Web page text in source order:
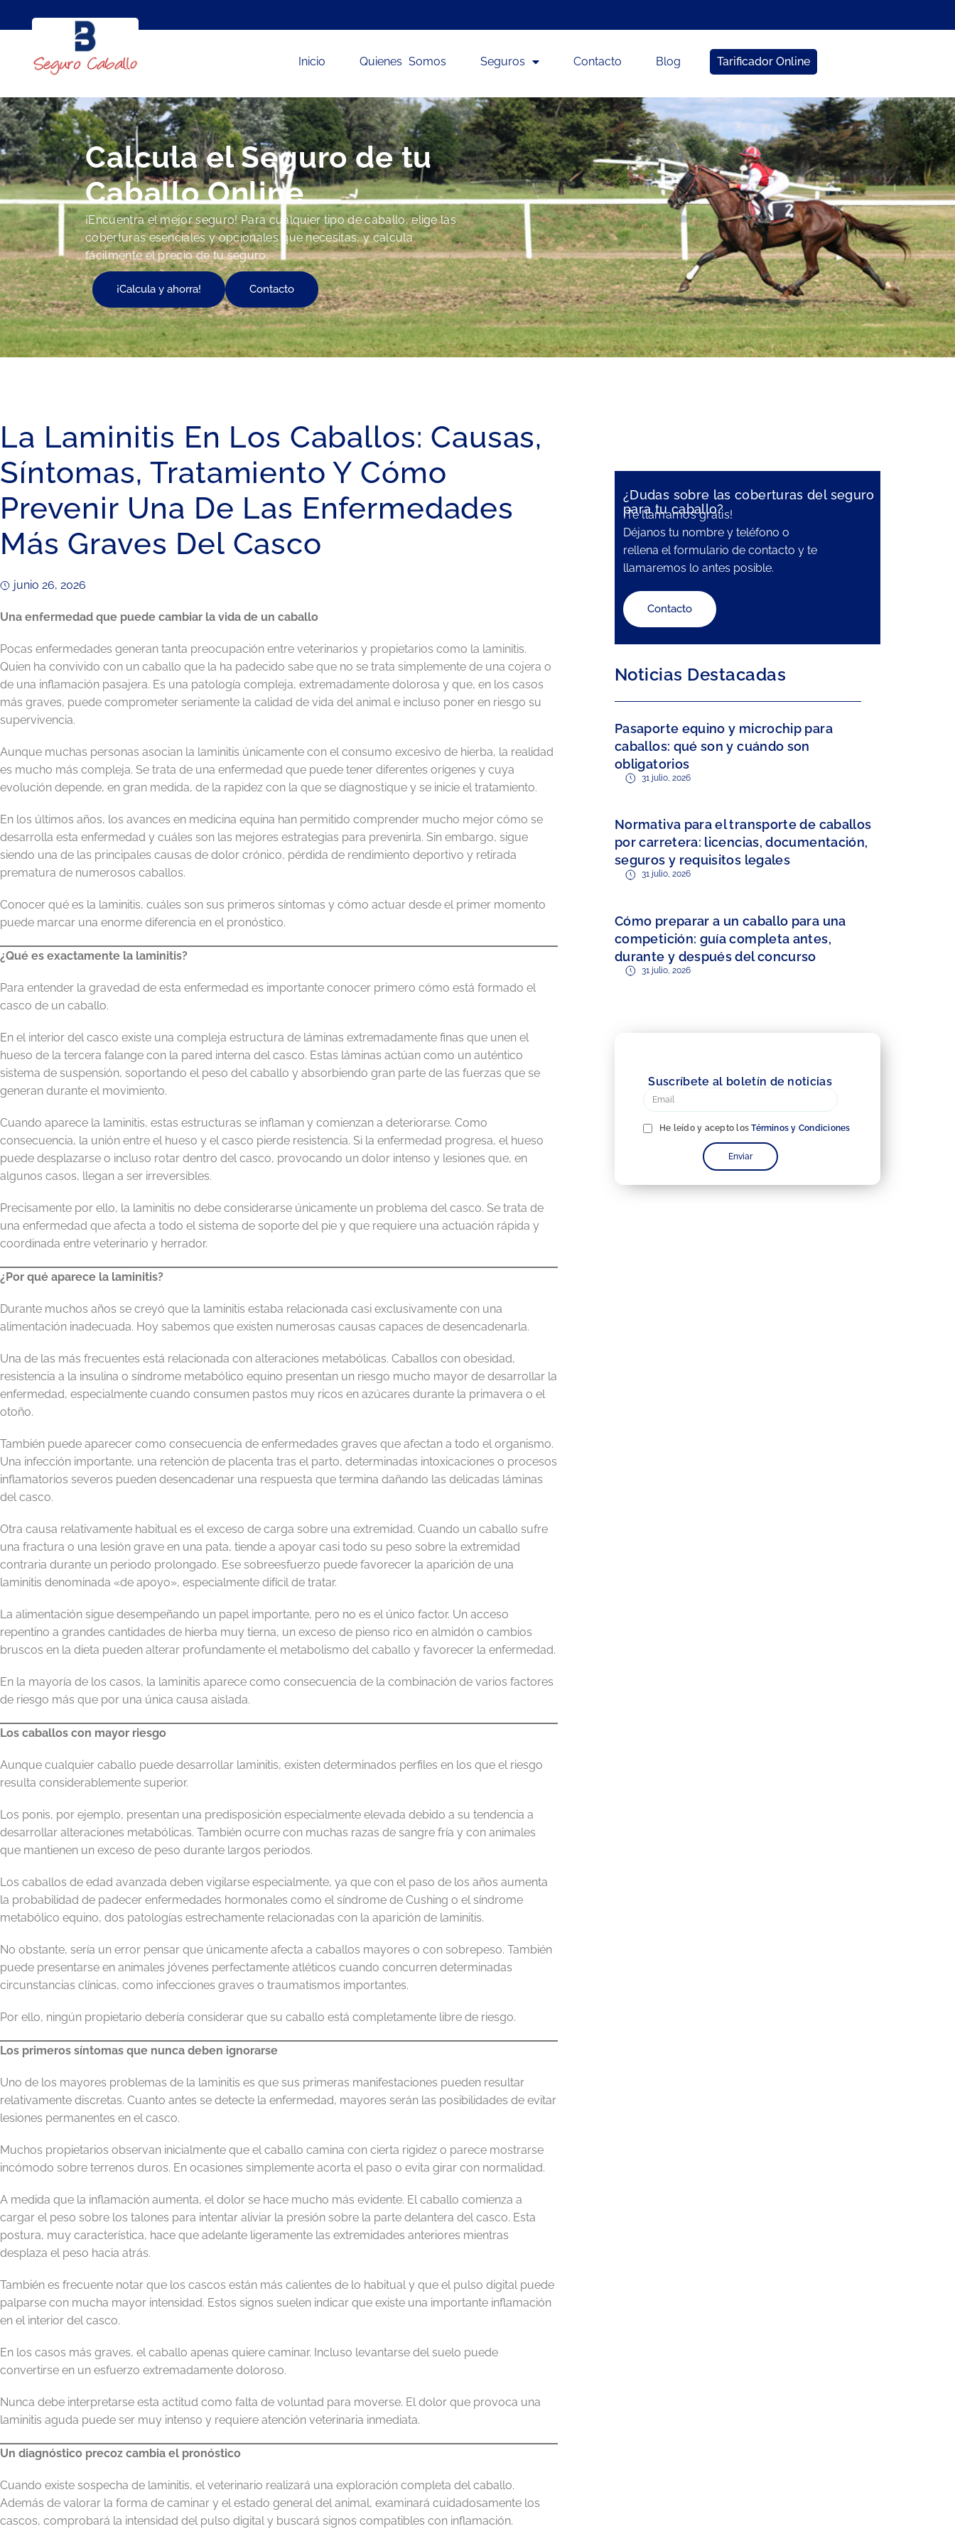
Inicio Quienes Somos Seguros Contacto Blog Tarificador Online
Calcula el Seguro de tu
Caballo Online
¡Encuentra el mejor seguro! Para cualquier tipo de caballo, elige las
coberturas esenciales y opcionales que necesitas, y calcula
fácilmente el precio de tu seguro.
¡Calcula y ahorra! Contacto
La Laminitis En Los Caballos: Causas,
Síntomas, Tratamiento Y Cómo
Prevenir Una De Las Enfermedades
Más Graves Del Casco
junio 26, 2026
Una enfermedad que puede cambiar la vida de un caballo
Pocas enfermedades generan tanta preocupación entre veterinarios y propietarios como la laminitis.
Quien ha convivido con un caballo que la ha padecido sabe que no se trata simplemente de una cojera o
de una inflamación pasajera. Es una patología compleja, extremadamente dolorosa y que, en los casos
más graves, puede comprometer seriamente la calidad de vida del animal e incluso poner en riesgo su
supervivencia.
Aunque muchas personas asocian la laminitis únicamente con el consumo excesivo de hierba, la realidad
es mucho más compleja. Se trata de una enfermedad que puede tener diferentes orígenes y cuya
evolución depende, en gran medida, de la rapidez con la que se diagnostique y se inicie el tratamiento.
En los últimos años, los avances en medicina equina han permitido comprender mucho mejor cómo se
desarrolla esta enfermedad y cuáles son las mejores estrategias para prevenirla. Sin embargo, sigue
siendo una de las principales causas de dolor crónico, pérdida de rendimiento deportivo y retirada
prematura de numerosos caballos.
Conocer qué es la laminitis, cuáles son sus primeros síntomas y cómo actuar desde el primer momento
puede marcar una enorme diferencia en el pronóstico.
¿Qué es exactamente la laminitis?
Para entender la gravedad de esta enfermedad es importante conocer primero cómo está formado el
casco de un caballo.
En el interior del casco existe una compleja estructura de láminas extremadamente finas que unen el
hueso de la tercera falange con la pared interna del casco. Estas láminas actúan como un auténtico
sistema de suspensión, soportando el peso del caballo y absorbiendo gran parte de las fuerzas que se
generan durante el movimiento.
Cuando aparece la laminitis, estas estructuras se inflaman y comienzan a deteriorarse. Como
consecuencia, la unión entre el hueso y el casco pierde resistencia. Si la enfermedad progresa, el hueso
puede desplazarse o incluso rotar dentro del casco, provocando un dolor intenso y lesiones que, en
algunos casos, llegan a ser irreversibles.
Precisamente por ello, la laminitis no debe considerarse únicamente un problema del casco. Se trata de
una enfermedad que afecta a todo el sistema de soporte del pie y que requiere una actuación rápida y
coordinada entre veterinario y herrador.
¿Por qué aparece la laminitis?
Durante muchos años se creyó que la laminitis estaba relacionada casi exclusivamente con una
alimentación inadecuada. Hoy sabemos que existen numerosas causas capaces de desencadenarla.
Una de las más frecuentes está relacionada con alteraciones metabólicas. Caballos con obesidad,
resistencia a la insulina o síndrome metabólico equino presentan un riesgo mucho mayor de desarrollar la
enfermedad, especialmente cuando consumen pastos muy ricos en azúcares durante la primavera o el
otoño.
También puede aparecer como consecuencia de enfermedades graves que afectan a todo el organismo.
Una infección importante, una retención de placenta tras el parto, determinadas intoxicaciones o procesos
inflamatorios severos pueden desencadenar una respuesta que termina dañando las delicadas láminas
del casco.
Otra causa relativamente habitual es el exceso de carga sobre una extremidad. Cuando un caballo sufre
una fractura o una lesión grave en una pata, tiende a apoyar casi todo su peso sobre la extremidad
contraria durante un periodo prolongado. Ese sobreesfuerzo puede favorecer la aparición de una
laminitis denominada «de apoyo», especialmente difícil de tratar.
La alimentación sigue desempeñando un papel importante, pero no es el único factor. Un acceso
repentino a grandes cantidades de hierba muy tierna, un exceso de pienso rico en almidón o cambios
bruscos en la dieta pueden alterar profundamente el metabolismo del caballo y favorecer la enfermedad.
En la mayoría de los casos, la laminitis aparece como consecuencia de la combinación de varios factores
de riesgo más que por una única causa aislada.
Los caballos con mayor riesgo
Aunque cualquier caballo puede desarrollar laminitis, existen determinados perfiles en los que el riesgo
resulta considerablemente superior.
Los ponis, por ejemplo, presentan una predisposición especialmente elevada debido a su tendencia a
desarrollar alteraciones metabólicas. También ocurre con muchas razas de sangre fría y con animales
que mantienen un exceso de peso durante largos periodos.
Los caballos de edad avanzada deben vigilarse especialmente, ya que con el paso de los años aumenta
la probabilidad de padecer enfermedades hormonales como el síndrome de Cushing o el síndrome
metabólico equino, dos patologías estrechamente relacionadas con la aparición de laminitis.
No obstante, sería un error pensar que únicamente afecta a caballos mayores o con sobrepeso. También
puede presentarse en animales jóvenes perfectamente atléticos cuando concurren determinadas
circunstancias clínicas, como infecciones graves o traumatismos importantes.
Por ello, ningún propietario debería considerar que su caballo está completamente libre de riesgo.
Los primeros síntomas que nunca deben ignorarse
Uno de los mayores problemas de la laminitis es que sus primeras manifestaciones pueden resultar
relativamente discretas. Cuanto antes se detecte la enfermedad, mayores serán las posibilidades de evitar
lesiones permanentes en el casco.
Muchos propietarios observan inicialmente que el caballo camina con cierta rigidez o parece mostrarse
incómodo sobre terrenos duros. En ocasiones simplemente acorta el paso o evita girar con normalidad.
A medida que la inflamación aumenta, el dolor se hace mucho más evidente. El caballo comienza a
cargar el peso sobre los talones para intentar aliviar la presión sobre la parte delantera del casco. Esta
postura, muy característica, hace que adelante ligeramente las extremidades anteriores mientras
desplaza el peso hacia atrás.
También es frecuente notar que los cascos están más calientes de lo habitual y que el pulso digital puede
palparse con mucha mayor intensidad. Estos signos suelen indicar que existe una importante inflamación
en el interior del casco.
En los casos más graves, el caballo apenas quiere caminar. Incluso levantarse del suelo puede
convertirse en un esfuerzo extremadamente doloroso.
Nunca debe interpretarse esta actitud como falta de voluntad para moverse. El dolor que provoca una
laminitis aguda puede ser muy intenso y requiere atención veterinaria inmediata.
Un diagnóstico precoz cambia el pronóstico
Cuando existe sospecha de laminitis, el veterinario realizará una exploración completa del caballo.
Además de valorar la forma de caminar y el estado general del animal, examinará cuidadosamente los
cascos, comprobará la intensidad del pulso digital y buscará signos compatibles con inflamación.
¿Dudas sobre las coberturas del seguro
para tu caballo?
¡Te llamamos gratis!
Déjanos tu nombre y teléfono o
rellena el formulario de contacto y te
llamaremos lo antes posible.
Contacto
Noticias Destacadas
Pasaporte equino y microchip para
caballos: qué son y cuándo son
obligatorios
31 julio, 2026
Normativa para el transporte de caballos
por carretera: licencias, documentación,
seguros y requisitos legales
31 julio, 2026
Cómo preparar a un caballo para una
competición: guía completa antes,
durante y después del concurso
31 julio, 2026
Suscríbete al boletín de noticias
He leído y acepto losTérminos y Condiciones
Enviar